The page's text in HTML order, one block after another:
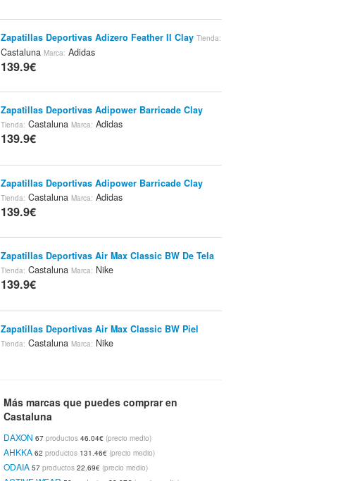
Zapatillas Deportivas Adizero Feather II Clay Tienda:
Castaluna Marca: Adidas
139.9€
Zapatillas Deportivas Adipower Barricade Clay
Tienda: Castaluna Marca: Adidas
139.9€
Zapatillas Deportivas Adipower Barricade Clay
Tienda: Castaluna Marca: Adidas
139.9€
Zapatillas Deportivas Air Max Classic BW De Tela
Tienda: Castaluna Marca: Nike
139.9€
Zapatillas Deportivas Air Max Classic BW Piel
Tienda: Castaluna Marca: Nike
Zapatillas Deportivas Adizero Feather II Clay
CastalunaMarca:
139.9€
Veste Homme Áhkká Abo Castaluna
Más marcas que puedes comprar en
Castaluna
DAXON 67productos 46.04€ (precio medio)
AHKKA 62productos 131.46€ (precio medio)
ODAIA 57productos 22.69€ (precio medio)